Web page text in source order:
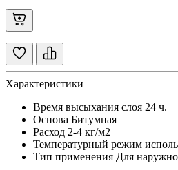
Характеристики
Время высыхания слоя 24 ч.
Основа Битумная
Расход 2-4 кг/м2
Температурный режим
Тип применения Для